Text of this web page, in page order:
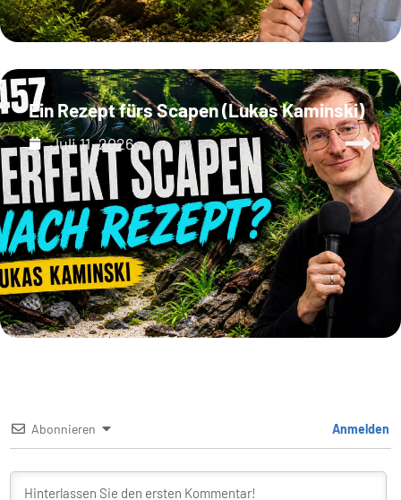
Ein Rezept fürs Scapen (Lukas Kaminski)
Juli 11, 2026
Abonnieren Anmelden